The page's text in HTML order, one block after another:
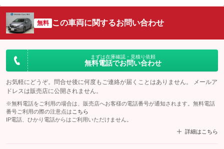
無料 この車両に関するお問い合わせ
まずは在庫確認・見積り依頼
無料電話でお問い合わせ
お気軽にどうぞ。問合せ後に何度もご連絡が届くことはありません。 メールア
ドレスは販売店に公開されません。
※無料電話をご利用の場合は、販売店へお客様の電話番号が通知されます。無料電話
番号ご利用の際の注意点は こちら
IP電話、ひかり電話からはご利用いただけません。
詳細はこちら